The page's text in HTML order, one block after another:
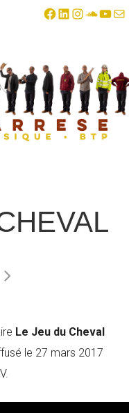
Facebook
LinkedIn E-
Le Jeu du Cheval
le 27 mars 2017